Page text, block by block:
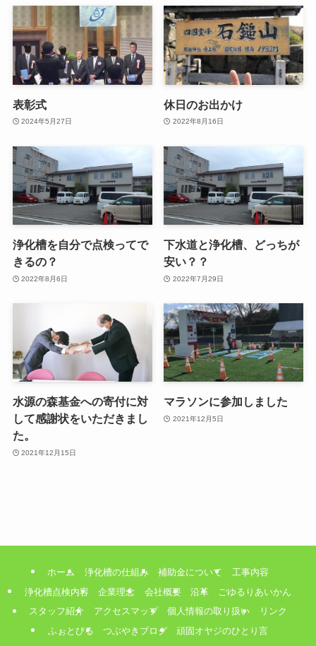
表彰式
2024年5月27日
休日のお出かけ
2022年8月16日
浄化槽を自分で点検ってで
きるの？
2022年8月6日
下水道と浄化槽、どっちが
安い？？
2022年7月29日
水源の森基金への寄付に対
して感謝状をいただきまし
た。
2021年12月15日
マラソンに参加しました
2021年12月5日
ホーム 浄化槽の仕組み 補助金について
工事内容
浄化槽点検内容
企業理念 会社概要 沿革
ごゆるりあいかん
スタッフ紹介
アクセスマップ 個人情報の取り扱い
リンク
ふぉとびる
つぶやきブログ
頑固オヤジのひとり言